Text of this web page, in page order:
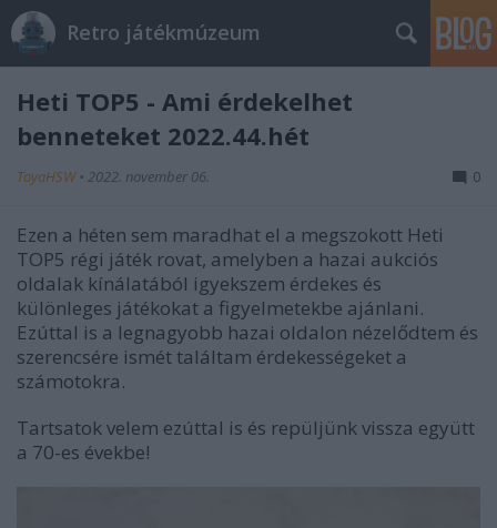
Retro játékmúzeum
Heti TOP5 - Ami érdekelhet
benneteket 2022.44.hét
ToyaHSW • 2022. november 06. 0
Ezen a héten sem maradhat el a megszokott Heti
TOP5 régi játék rovat, amelyben a hazai aukciós
oldalak kínálatából igyekszem érdekes és
különleges játékokat a figyelmetekbe ajánlani.
Ezúttal is a legnagyobb hazai oldalon nézelődtem és
szerencsére ismét találtam érdekességeket a
számotokra.
Tartsatok velem ezúttal is és repüljünk vissza együtt
a 70-es évekbe!